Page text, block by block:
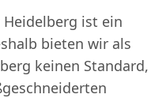
ist ein
bieten wir als
keinen Standard,